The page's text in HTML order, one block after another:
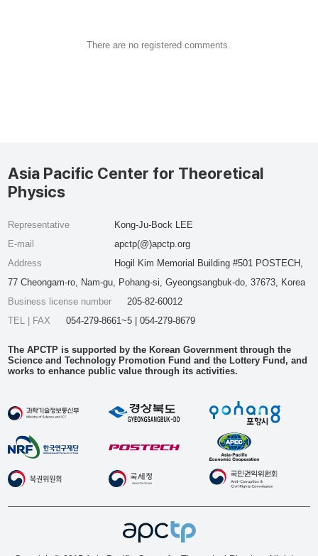
There are no registered comments.
Asia Pacific Center for Theoretical
Physics
Representative
Kong-Ju-Bock LEE
E-mail
apctp(@)apctp.org
Address
Hogil Kim Memorial Building #501 POSTECH,
77 Cheongam-ro, Nam-gu, Pohang-si, Gyeongsangbuk-do, 37673, Korea
Business license number
205-82-60012
TEL | FAX
054-279-8661~5 | 054-279-8679
The APCTP is supported by the Korean Government through the
Science and Technology Promotion Fund and the Lottery Fund, and
works to enhance public value through its activities.